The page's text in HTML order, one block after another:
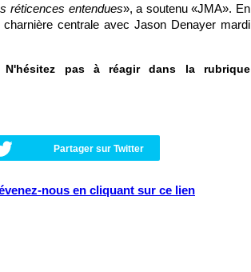
réticences entendues», a soutenu «JMA». En
centrale avec Jason Denayer mardi
pas à réagir dans la rubrique
Partager sur Twitter
nous en cliquant sur ce lien